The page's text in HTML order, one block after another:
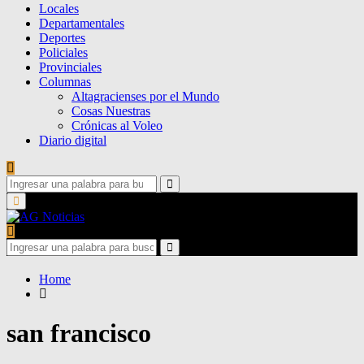
Locales
Departamentales
Deportes
Policiales
Provinciales
Columnas
Altagracienses por el Mundo
Cosas Nuestras
Crónicas al Voleo
Diario digital
Search
for:
Search
Primary
Menu
Search
for:
Search
Home
san francisco